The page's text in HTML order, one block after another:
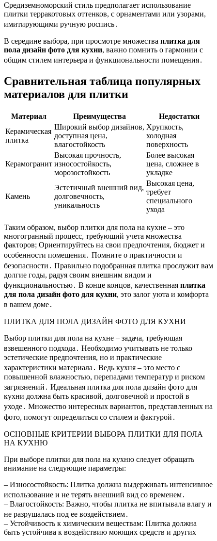
Средиземноморский стиль предполагает использование
плитки терракотовых оттенков, с орнаментами или узорами,
имитирующими ручную роспись․
В середине выбора, при просмотре множества плитка для
пола дизайн фото для кухни, важно помнить о гармонии с
общим стилем интерьера и функциональности помещения․
Сравнительная таблица популярных
материалов для плитки
Материал Преимущества
Недостатки
Керамическая
плитка
Широкий выбор дизайнов,
доступная цена,
влагостойкость
Хрупкость,
холодная
поверхность
Керамогранит
Высокая прочность,
износостойкость,
морозостойкость
Более высокая
цена, сложнее в
укладке
Камень
Эстетичный внешний вид,
долговечность,
уникальность
Высокая цена,
требует
специального
ухода
Таким образом, выбор плитки для пола на кухне – это
многогранный процесс, требующий учета множества
факторов; Ориентируйтесь на свои предпочтения, бюджет и
особенности помещения․ Помните о практичности и
безопасности․ Правильно подобранная плитка прослужит вам
долгие годы, радуя своим внешним видом и
функциональностью․ В конце концов, качественная плитка
для пола дизайн фото для кухни, это залог уюта и комфорта
в вашем доме․
ПЛИТКА ДЛЯ ПОЛА ДИЗАЙН ФОТО ДЛЯ КУХНИ
Выбор плитки для пола на кухне – задача, требующая
взвешенного подхода․ Необходимо учитывать не только
эстетические предпочтения, но и практические
характеристики материала․ Ведь кухня – это место с
повышенной влажностью, перепадами температур и риском
загрязнений․ Идеальная плитка для пола дизайн фото для
кухни должна быть красивой, долговечной и простой в
уходе․ Множество интересных вариантов, представленных на
фото, помогут определиться со стилем и фактурой․
ОСНОВНЫЕ КРИТЕРИИ ВЫБОРА ПЛИТКИ ДЛЯ ПОЛА
НА КУХНЮ
При выборе плитки для пола на кухню следует обращать
внимание на следующие параметры:
– Износостойкость: Плитка должна выдерживать интенсивное
использование и не терять внешний вид со временем․
– Влагостойкость: Важно, чтобы плитка не впитывала влагу и
не разрушалась под ее воздействием․
– Устойчивость к химическим веществам: Плитка должна
быть устойчива к воздействию моющих средств и других